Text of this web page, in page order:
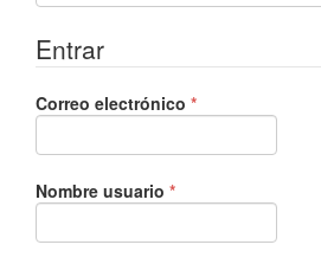
Entrar
Correo electrónico *Obligatorio
Nombre usuario *Obligatorio